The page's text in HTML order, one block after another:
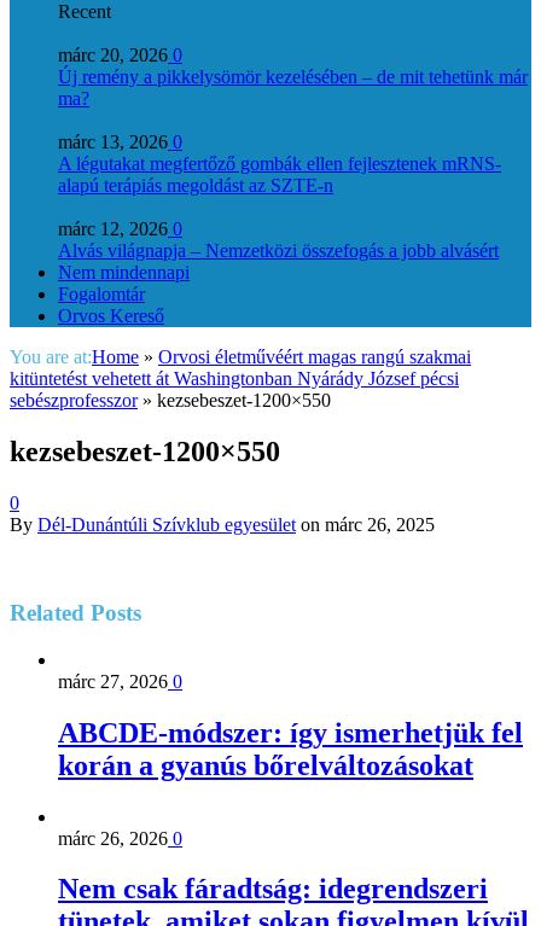
Recent
márc 20, 2026 0
Új remény a pikkelysömör kezelésében – de mit tehetünk már
ma?
márc 13, 2026 0
A légutakat megfertőző gombák ellen fejlesztenek mRNS-
alapú terápiás megoldást az SZTE-n
márc 12, 2026 0
Alvás világnapja – Nemzetközi összefogás a jobb alvásért
Nem mindennapi
Fogalomtár
Orvos Kereső
You are at:Home » Orvosi életművéért magas rangú szakmai
kitüntetést vehetett át Washingtonban Nyárády József pécsi
sebészprofesszor » kezsebeszet-1200×550
kezsebeszet-1200×550
0
By Dél-Dunántúli Szívklub egyesület on márc 26, 2025
Related Posts
márc 27, 2026 0
ABCDE‑módszer: így ismerhetjük fel
korán a gyanús bőrelváltozásokat
márc 26, 2026 0
Nem csak fáradtság: idegrendszeri